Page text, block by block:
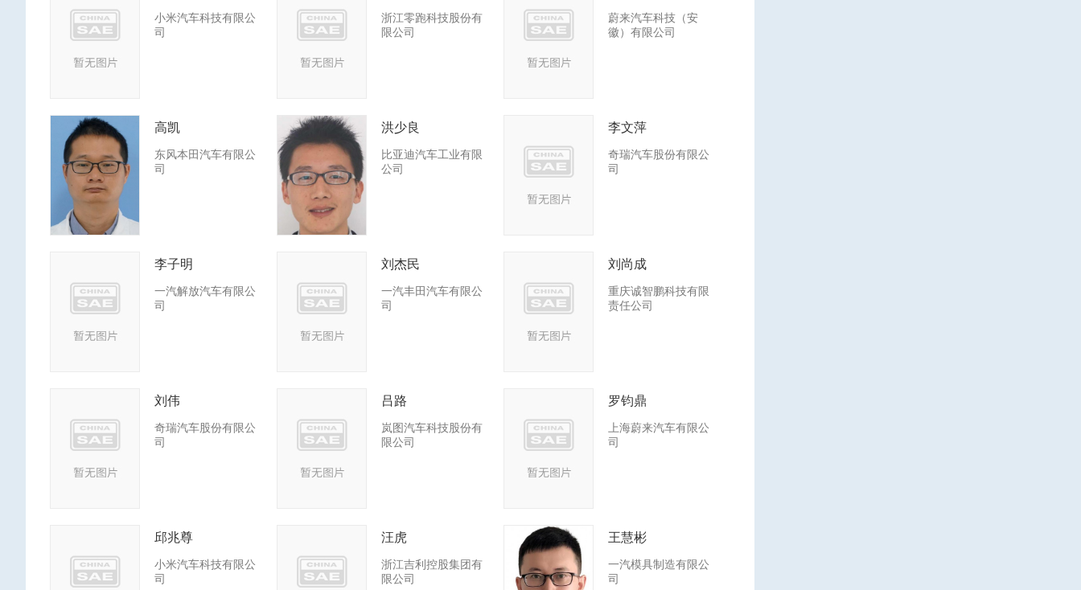
小米汽车科技有限公
司
浙江零跑科技股份有
限公司
蔚来汽车科技（安
徽）有限公司
高凯
东风本田汽车有限公
司
洪少良
比亚迪汽车工业有限
公司
李文萍
奇瑞汽车股份有限公
司
李子明
一汽解放汽车有限公
司
刘杰民
一汽丰田汽车有限公
司
刘尚成
重庆诚智鹏科技有限
责任公司
刘伟
奇瑞汽车股份有限公
司
吕路
岚图汽车科技股份有
限公司
罗钧鼎
上海蔚来汽车有限公
司
邱兆尊
小米汽车科技有限公
司
汪虎
浙江吉利控股集团有
限公司
王慧彬
一汽模具制造有限公
司